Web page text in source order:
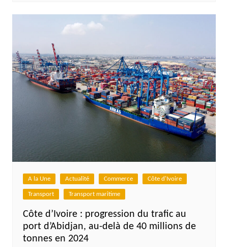
A la Une Actualité Commerce Côte d'Ivoire
Transport Transport maritime
Côte d’Ivoire : progression du trafic au
port d’Abidjan, au-delà de 40 millions de
tonnes en 2024